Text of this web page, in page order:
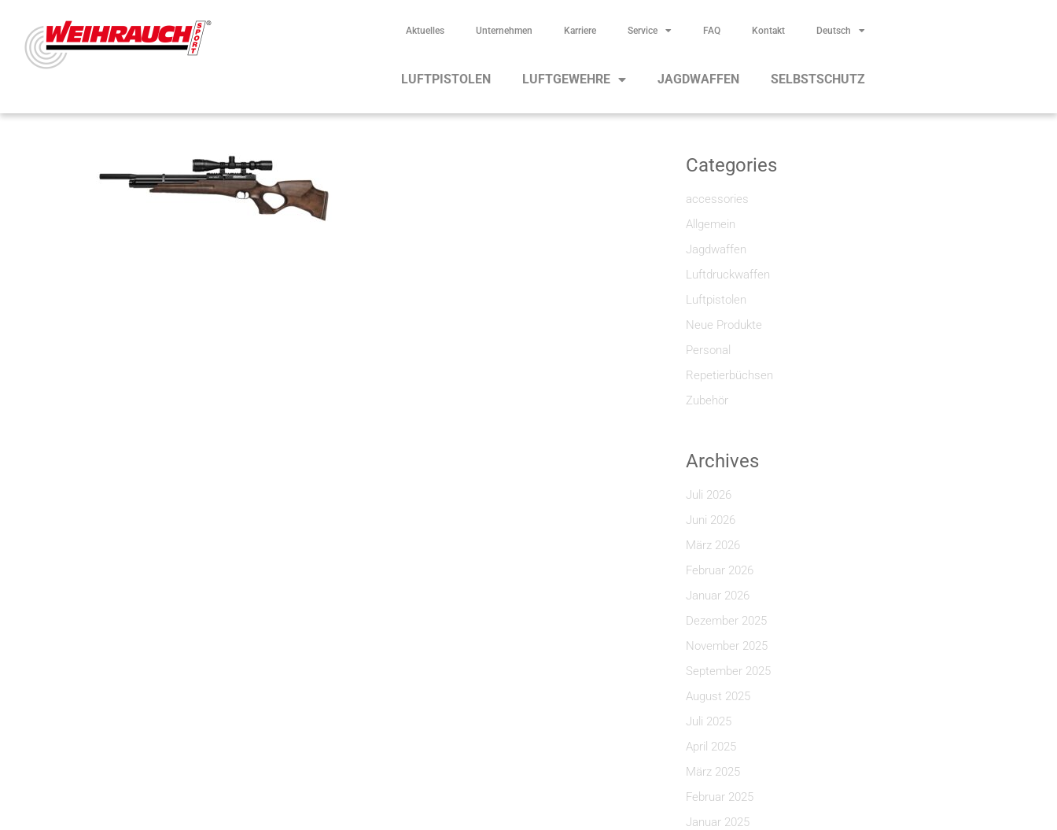
Aktuelles Unternehmen Karriere Service FAQ Kontakt Deutsch
LUFTPISTOLEN LUFTGEWEHRE JAGDWAFFEN SELBSTSCHUTZ
Categories
accessories
Allgemein
Jagdwaffen
Luftdruckwaffen
Luftpistolen
Neue Produkte
Personal
Repetierbüchsen
Zubehör
Archives
Juli 2026
Juni 2026
März 2026
Februar 2026
Januar 2026
Dezember 2025
November 2025
September 2025
August 2025
Juli 2025
April 2025
März 2025
Februar 2025
Januar 2025